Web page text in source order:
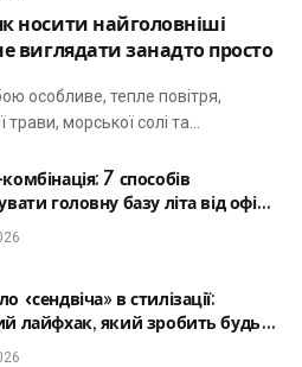
носити найголовніші
виглядати занадто просто
особливе, тепле повітря,
морської солі та…
7 способів
головну базу літа від офісу
вечері
«сендвіча» в стилізації:
лайфхак, який зробить будь-
гармонійним